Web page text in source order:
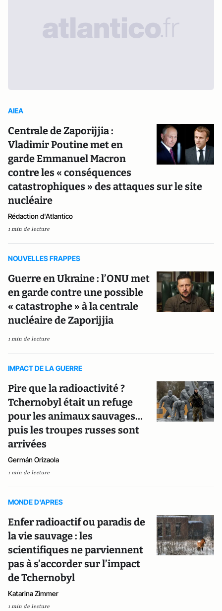
AIEA
Centrale de Zaporijjia :
Vladimir Poutine met en
garde Emmanuel Macron
contre les « conséquences
catastrophiques » des attaques sur le site
nucléaire
Rédaction d'Atlantico
1 min de lecture
NOUVELLES FRAPPES
Guerre en Ukraine : l’ONU met
en garde contre une possible
« catastrophe » à la centrale
nucléaire de Zaporijjia
1 min de lecture
IMPACT DE LA GUERRE
Pire que la radioactivité ?
Tchernobyl était un refuge
pour les animaux sauvages…
puis les troupes russes sont
arrivées
Germán Orizaola
1 min de lecture
MONDE D'APRES
Enfer radioactif ou paradis de
la vie sauvage : les
scientifiques ne parviennent
pas à s’accorder sur l’impact
de Tchernobyl
Katarina Zimmer
1 min de lecture